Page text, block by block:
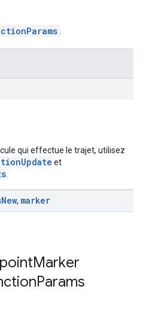
.
qui effectue le trajet, utilisez
et
New, marker
Marker
Params